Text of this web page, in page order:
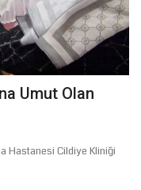
Umut Olan
Hastanesi Cildiye Kliniği